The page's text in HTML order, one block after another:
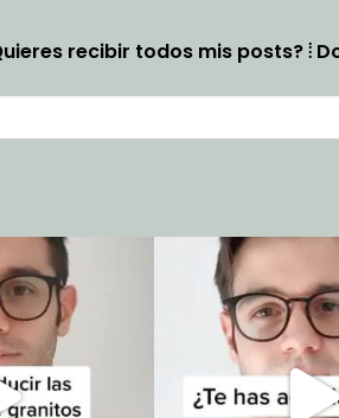
recibir todos mis posts? ⦙